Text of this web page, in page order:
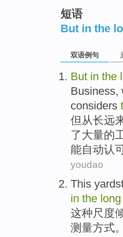
短语
But in the
双语例句
But in the
Business,
considers
但 从长远
了大量的
能自动认
youdao
This
in the long
这种尺度
测量方式。